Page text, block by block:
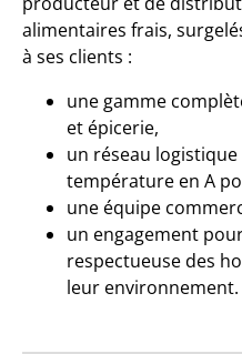
alimentaires frais,
à ses clients :
une gamme
et épicerie,
un réseau
température en A
une équipe
un engagement
respectueuse des
leur environnement.